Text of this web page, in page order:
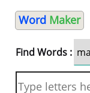
Word Maker
Find Words :